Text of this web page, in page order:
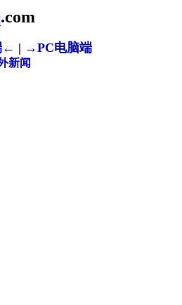
.com
← | →PC电脑端
新闻